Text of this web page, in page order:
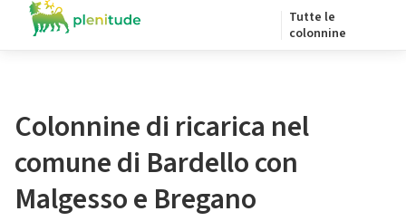
Tutte le
colonnine
Colonnine di ricarica nel
comune di Bardello con
Malgesso e Bregano